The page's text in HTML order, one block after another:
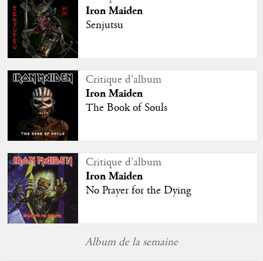
Iron Maiden
Senjutsu
Critique d'album
Iron Maiden
The Book of Souls
Critique d'album
Iron Maiden
No Prayer for the Dying
Album de la semaine